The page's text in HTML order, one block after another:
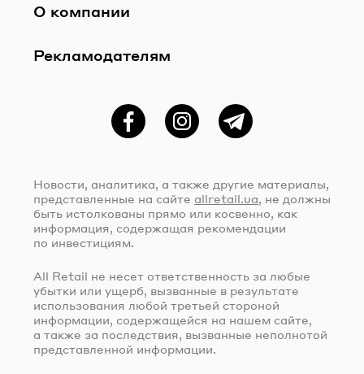
О компании
Рекламодателям
ФейсбукInstagramTelegram
Новости, аналитика, а также другие материалы,
представленные на сайте allretail.ua, не должны
быть истолкованы прямо или косвенно, как
информация, содержащая рекомендации
по инвестициям.
All Retail не несет ответственность за любые
убытки или ущерб, вызванные в результате
использования любой третьей стороной
информации, содержащейся на нашем сайте,
а также за последствия, вызванные неполнотой
представленной информации.